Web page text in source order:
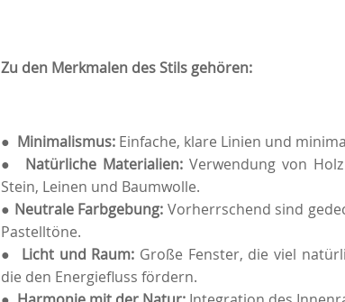
Zu den Merkmalen des Stils gehören:
● Minimalismus: Einfache, klare Linien und
● Natürliche Materialien: Verwendung von
Stein, Leinen und Baumwolle.
● Neutrale Farbgebung: Vorherrschend sind
Pastelltöne.
● Licht und Raum: Große Fenster, die viel
die den Energiefluss fördern.